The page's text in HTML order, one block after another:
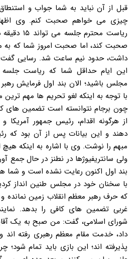
قبل از آن نباید به شما جواب و
چیزی می خواهم صحبت کنم. وی
ریاست
صحبت کند، اما صحبت امروز شما که
داشت، حدود نیم ساعت شد. رسایی گفت:
این ایام حداقل شما که ریاست جلسه
مجلس باشید؛ الان بند اول فرمایش
با توجه به اینکه لغو تحریم ها مهم
چون برجام نتوانسته است تضمین های
از هرگونه اقدام، رئیس جمهور آمریکا
دهند و این بیانات پس از آن بود که
مبهم را نوشت. وی با اشاره به اینکه
ولی سانتریفیوژها در نطنز در حال
بند اول اکنون رعایت نشده است و شما
با سخنان خود در مجلس طنین انداز
که حرف رهبر معظم انقلاب زمین نمانده
غربی تضمین های کافی را بدهد.
شورای اسلامی، گفت: من صبح به یک
داد، خدمت مقام معظم رهبری رفته اند و
پذیرفته اند؛ این بازی باید تمام